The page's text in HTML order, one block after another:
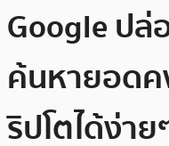
Google ปล่
ค้นหายอดค
ริปโตได้ง่า